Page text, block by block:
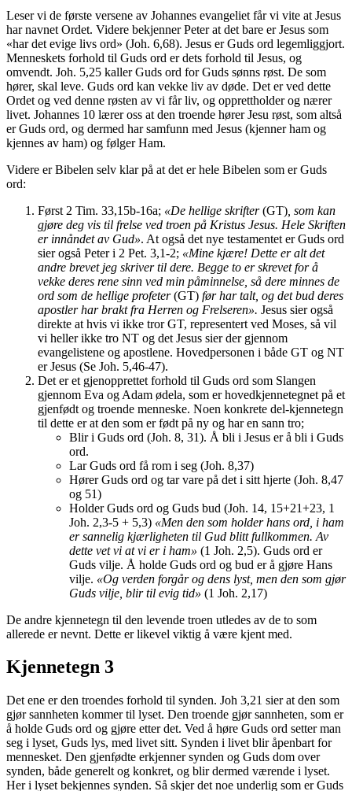
Leser vi de første versene av Johannes evangeliet får vi vite at Jesus
har navnet Ordet. Videre bekjenner Peter at det bare er Jesus som
«har det evige livs ord» (Joh. 6,68). Jesus er Guds ord legemliggjort.
Menneskets forhold til Guds ord er dets forhold til Jesus, og
omvendt. Joh. 5,25 kaller Guds ord for Guds sønns røst. De som
hører, skal leve. Guds ord kan vekke liv av døde. Det er ved dette
Ordet og ved denne røsten av vi får liv, og opprettholder og nærer
livet. Johannes 10 lærer oss at den troende hører Jesu røst, som altså
er Guds ord, og dermed har samfunn med Jesus (kjenner ham og
kjennes av ham) og følger Ham.
Videre er Bibelen selv klar på at det er hele Bibelen som er Guds
ord:
Først 2 Tim. 33,15b-16a; «De hellige skrifter(GT) , som kan
gjøre deg vis til frelse ved troen på Kristus Jesus. Hele Skriften
er innåndet av Gud». At også det nye testamentet er Guds ord
sier også Peter i 2 Pet. 3,1-2; «Mine kjære! Dette er alt det
andre brevet jeg skriver til dere. Begge to er skrevet for å
vekke deres rene sinn ved min påminnelse, så dere minnes de
ord som de hellige profeter(GT) før har talt, og det bud deres
apostler har brakt fra Herren og Frelseren». Jesus sier også
direkte at hvis vi ikke tror GT, representert ved Moses, så vil
vi heller ikke tro NT og det Jesus sier der gjennom
evangelistene og apostlene. Hovedpersonen i både GT og NT
er Jesus (Se Joh. 5,46-47).
Det er et gjenopprettet forhold til Guds ord som Slangen
gjennom Eva og Adam ødela, som er hovedkjennetegnet på et
gjenfødt og troende menneske. Noen konkrete del-kjennetegn
til dette er at den som er født på ny og har en sann tro;
Blir i Guds ord (Joh. 8, 31). Å bli i Jesus er å bli i Guds
ord.
Lar Guds ord få rom i seg (Joh. 8,37)
Hører Guds ord og tar vare på det i sitt hjerte (Joh. 8,47
og 51)
Holder Guds ord og Guds bud (Joh. 14, 15+21+23, 1
Joh. 2,3-5 + 5,3) «Men den som holder hans ord, i ham
er sannelig kjærligheten til Gud blitt fullkommen. Av
dette vet vi at vi er i ham» (1 Joh. 2,5). Guds ord er
Guds vilje. Å holde Guds ord og bud er å gjøre Hans
vilje. «Og verden forgår og dens lyst, men den som gjør
Guds vilje, blir til evig tid» (1 Joh. 2,17)
De andre kjennetegn til den levende troen utledes av de to som
allerede er nevnt. Dette er likevel viktig å være kjent med.
Kjennetegn 3
Det ene er den troendes forhold til synden. Joh 3,21 sier at den som
gjør sannheten kommer til lyset. Den troende gjør sannheten, som er
å holde Guds ord og gjøre etter det. Ved å høre Guds ord setter man
seg i lyset, Guds lys, med livet sitt. Synden i livet blir åpenbart for
mennesket. Den gjenfødte erkjenner synden og Guds dom over
synden, både generelt og konkret, og blir dermed værende i lyset.
Her i lyset bekjennes synden. Så skjer det noe underlig som er Guds